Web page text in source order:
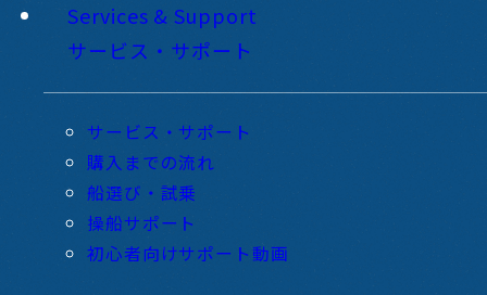
Services & Support
サービス・サポート
サービス・サポート
購入までの流れ
船選び・試乗
操船サポート
初心者向けサポート動画